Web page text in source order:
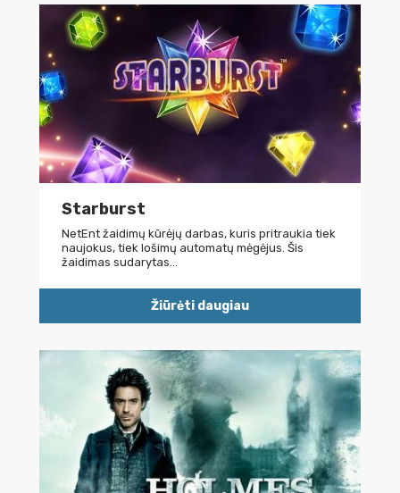
Starburst
NetEnt žaidimų kūrėjų darbas, kuris pritraukia tiek
naujokus, tiek lošimų automatų mėgėjus. Šis
žaidimas sudarytas…
Žiūrėti daugiau